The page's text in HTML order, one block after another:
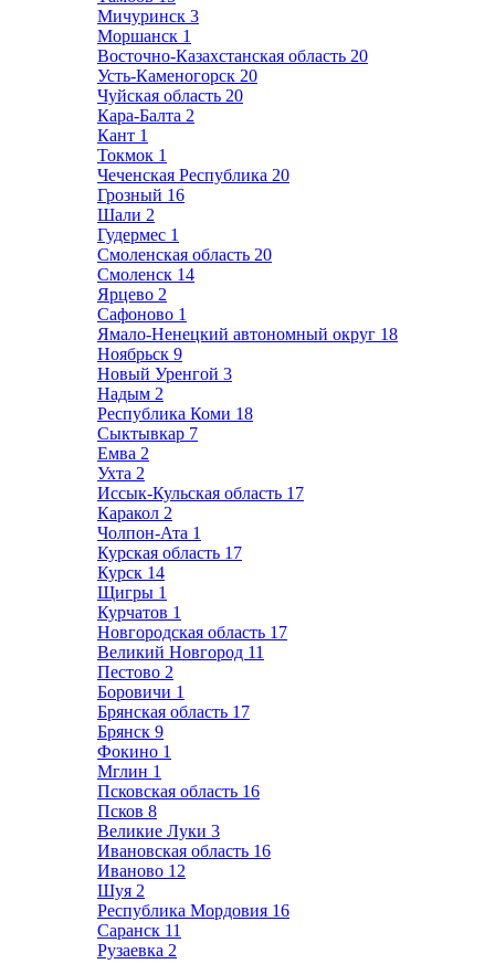
Мичуринск 3
Моршанск 1
Восточно-Казахстанская область 20
Усть-Каменогорск 20
Чуйская область 20
Кара-Балта 2
Кант 1
Токмок 1
Чеченская Республика 20
Грозный 16
Шали 2
Гудермес 1
Смоленская область 20
Смоленск 14
Ярцево 2
Сафоново 1
Ямало-Ненецкий автономный округ 18
Ноябрьск 9
Новый Уренгой 3
Надым 2
Республика Коми 18
Сыктывкар 7
Емва 2
Ухта 2
Иссык-Кульская область 17
Каракол 2
Чолпон-Ата 1
Курская область 17
Курск 14
Щигры 1
Курчатов 1
Новгородская область 17
Великий Новгород 11
Пестово 2
Боровичи 1
Брянская область 17
Брянск 9
Фокино 1
Мглин 1
Псковская область 16
Псков 8
Великие Луки 3
Ивановская область 16
Иваново 12
Шуя 2
Республика Мордовия 16
Саранск 11
Рузаевка 2